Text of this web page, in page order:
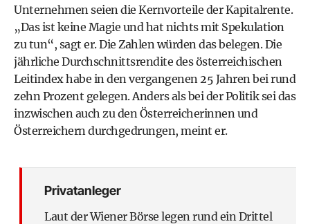
Unternehmen seien die Kernvorteile der Kapitalrente.
„Das ist keine Magie und hat nichts mit Spekulation
zu tun“, sagt er. Die Zahlen würden das belegen. Die
jährliche Durchschnittsrendite des österreichischen
Leitindex habe in den vergangenen 25 Jahren bei rund
zehn Prozent gelegen. Anders als bei der Politik sei das
inzwischen auch zu den Österreicherinnen und
Österreichern durchgedrungen, meint er.
Privatanleger
Laut der Wiener Börse legen rund ein Drittel